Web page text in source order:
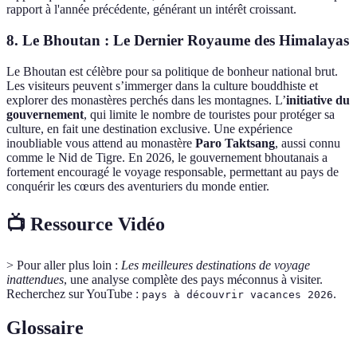
rapport à l'année précédente, générant un intérêt croissant.
8. Le Bhoutan : Le Dernier Royaume des Himalayas
Le Bhoutan est célèbre pour sa politique de bonheur national brut.
Les visiteurs peuvent s’immerger dans la culture bouddhiste et
explorer des monastères perchés dans les montagnes. L’initiative du
gouvernement, qui limite le nombre de touristes pour protéger sa
culture, en fait une destination exclusive. Une expérience
inoubliable vous attend au monastère Paro Taktsang, aussi connu
comme le Nid de Tigre. En 2026, le gouvernement bhoutanais a
fortement encouragé le voyage responsable, permettant au pays de
conquérir les cœurs des aventuriers du monde entier.
📺 Ressource Vidéo
> Pour aller plus loin : Les meilleures destinations de voyage
inattendues, une analyse complète des pays méconnus à visiter.
Recherchez sur YouTube : pays à découvrir vacances 2026.
Glossaire